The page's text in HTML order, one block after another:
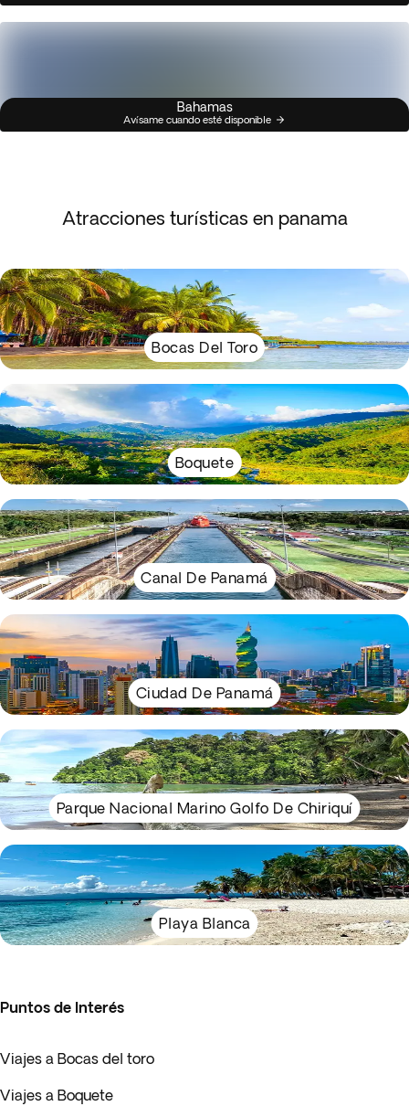
Bahamas
Avísame cuando esté disponible
Atracciones turísticas en panama
Bocas Del Toro
Boquete
Canal De Panamá
Ciudad De Panamá
Parque Nacional Marino Golfo De Chiriquí
Playa Blanca
Puntos de Interés
Viajes a Bocas del toro
Viajes a Boquete